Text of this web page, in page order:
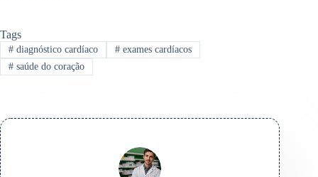
Tags
#diagnóstico cardíaco #exames cardíacos
#saúde do coração